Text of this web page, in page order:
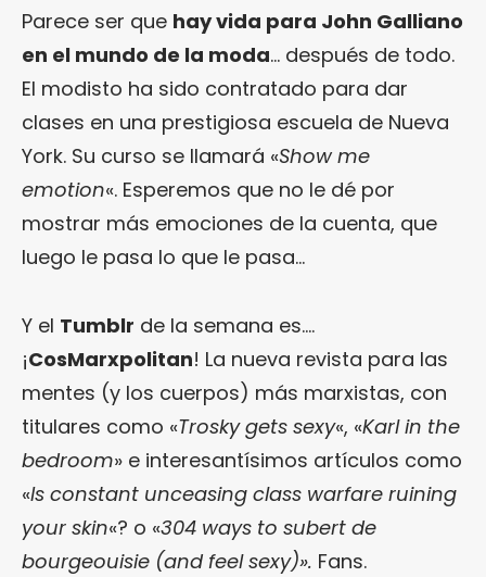
Parece ser que hay vida para John Galliano
en el mundo de la moda… después de todo.
El modisto ha sido contratado para dar
clases en una prestigiosa escuela de Nueva
York. Su curso se llamará «Show me
emotion«. Esperemos que no le dé por
mostrar más emociones de la cuenta, que
luego le pasa lo que le pasa…
Y el Tumblr de la semana es….
¡CosMarxpolitan! La nueva revista para las
mentes (y los cuerpos) más marxistas, con
titulares como «Trosky gets sexy«, «Karl in the
bedroom» e interesantísimos artículos como
«Is constant unceasing class warfare ruining
your skin«? o «304 ways to subert de
bourgeouisie (and feel sexy)». Fans.